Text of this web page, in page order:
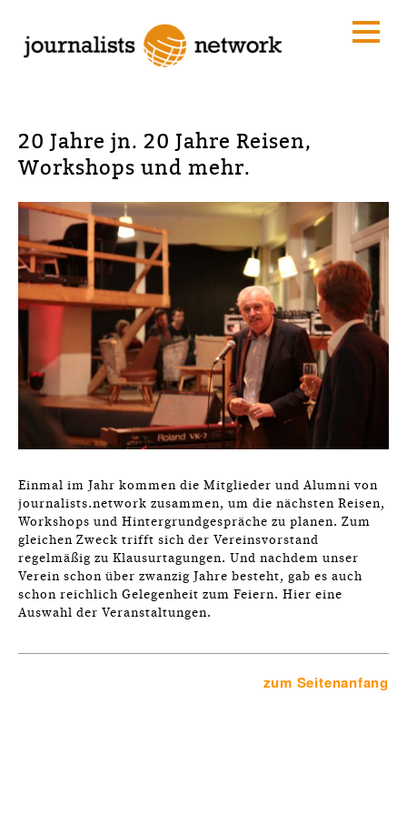
20 Jahre jn. 20 Jahre Reisen,
Workshops und mehr.
Einmal im Jahr kommen die Mitglieder und Alumni von
journalists.network zusammen, um die nächsten Reisen,
Workshops und Hintergrundgespräche zu planen. Zum
gleichen Zweck trifft sich der Vereinsvorstand
regelmäßig zu Klausurtagungen. Und nachdem unser
Verein schon über zwanzig Jahre besteht, gab es auch
schon reichlich Gelegenheit zum Feiern. Hier eine
Auswahl der Veranstaltungen.
zum Seitenanfang